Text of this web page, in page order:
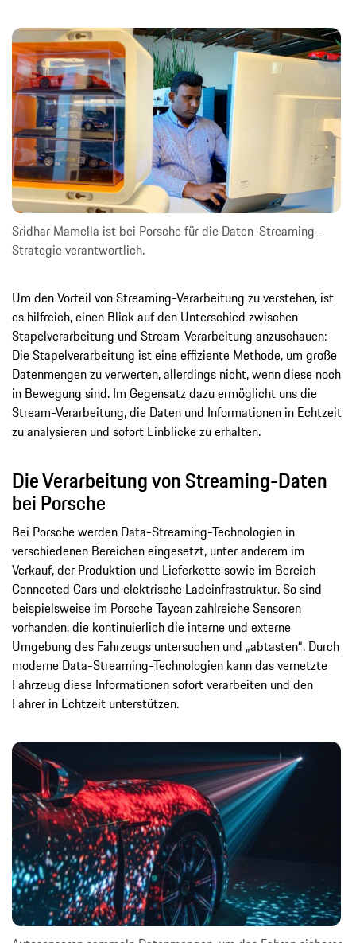
Sridhar Mamella ist bei Porsche für die Daten-Streaming-
Strategie verantwortlich.
Um den Vorteil von Streaming-Verarbeitung zu verstehen, ist
es hilfreich, einen Blick auf den Unterschied zwischen
Stapelverarbeitung und Stream-Verarbeitung anzuschauen:
Die Stapelverarbeitung ist eine effiziente Methode, um große
Datenmengen zu verwerten, allerdings nicht, wenn diese noch
in Bewegung sind. Im Gegensatz dazu ermöglicht uns die
Stream-Verarbeitung, die Daten und Informationen in Echtzeit
zu analysieren und sofort Einblicke zu erhalten.
Die Verarbeitung von Streaming-Daten
bei Porsche
Bei Porsche werden Data-Streaming-Technologien in
verschiedenen Bereichen eingesetzt, unter anderem im
Verkauf, der Produktion und Lieferkette sowie im Bereich
Connected Cars und elektrische Ladeinfrastruktur. So sind
beispielsweise im Porsche Taycan zahlreiche Sensoren
vorhanden, die kontinuierlich die interne und externe
Umgebung des Fahrzeugs untersuchen und „abtasten“. Durch
moderne Data-Streaming-Technologien kann das vernetzte
Fahrzeug diese Informationen sofort verarbeiten und den
Fahrer in Echtzeit unterstützen.